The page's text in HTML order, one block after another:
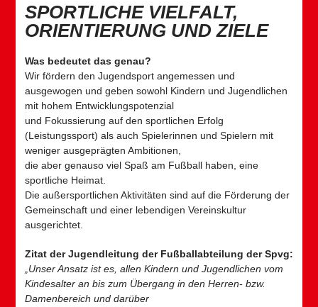
SPORTLICHE VIELFALT,
ORIENTIERUNG UND ZIELE
Was bedeutet das genau?
Wir fördern den Jugendsport angemessen und
ausgewogen und geben sowohl Kindern und Jugendlichen
mit hohem Entwicklungspotenzial
und Fokussierung auf den sportlichen Erfolg
(Leistungssport) als auch Spielerinnen und Spielern mit
weniger ausgeprägten Ambitionen,
die aber genauso viel Spaß am Fußball haben, eine
sportliche Heimat.
Die außersportlichen Aktivitäten sind auf die Förderung der
Gemeinschaft und einer lebendigen Vereinskultur
ausgerichtet.
Zitat der Jugendleitung der Fußballabteilung der Spvg:
„Unser Ansatz ist es, allen Kindern und Jugendlichen vom
Kindesalter an bis zum Übergang in den Herren- bzw.
Damenbereich und darüber